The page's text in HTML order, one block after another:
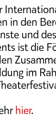
in den
und des
ist die
im
hier.